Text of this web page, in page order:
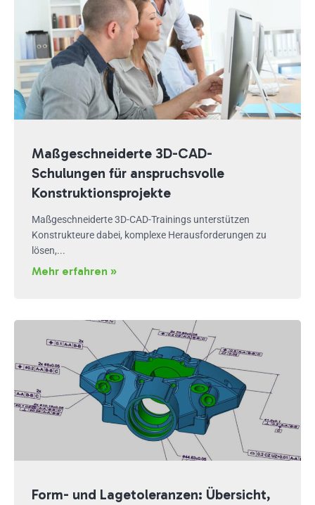
Maßgeschneiderte 3D-CAD-
Schulungen für anspruchsvolle
Konstruktionsprojekte
Maßgeschneiderte 3D-CAD-Trainings unterstützen
Konstrukteure dabei, komplexe Herausforderungen zu
lösen,...
Mehr erfahren »
Form- und Lagetoleranzen: Übersicht,